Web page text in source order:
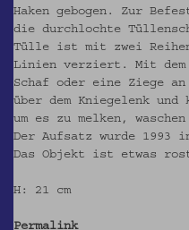
Haken gebogen. Zur
die durchlochte
Tülle ist mit zwei
Linien verziert. Mit dem
Schaf oder eine Ziege
über dem Kniegelenk
um es zu melken,
Der Aufsatz wurde 1993
Das Objekt ist etwas
H: 21 cm
Permalink